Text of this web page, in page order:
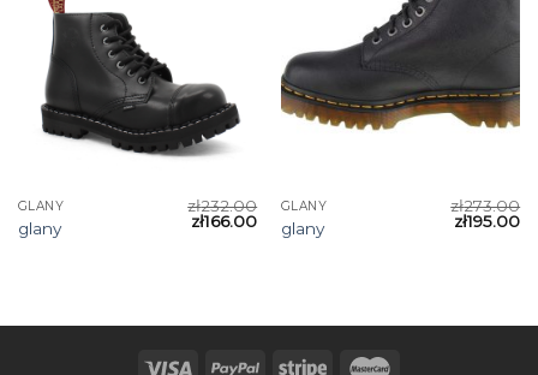
GLANY
glany
zł232.00
zł166.00
GLANY
glany
zł273.00
zł195.00